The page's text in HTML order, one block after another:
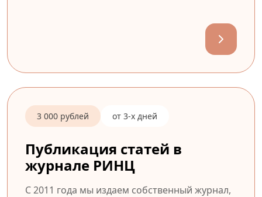
3 000 рублей от 3-х дней
Публикация статей в
журнале РИНЦ
С 2011 года мы издаем собственный журнал,